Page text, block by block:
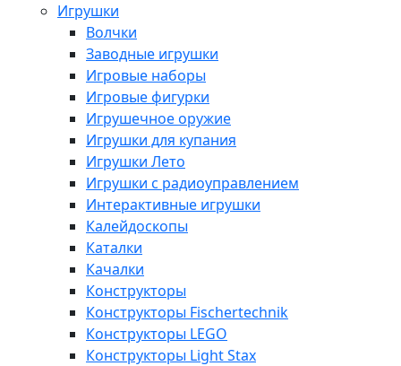
Игрушки
Волчки
Заводные игрушки
Игровые наборы
Игровые фигурки
Игрушечное оружие
Игрушки для купания
Игрушки Лето
Игрушки с радиоуправлением
Интерактивные игрушки
Калейдоскопы
Каталки
Качалки
Конструкторы
Конструкторы Fisсhertechnik
Конструкторы LEGO
Конструкторы Light Stax